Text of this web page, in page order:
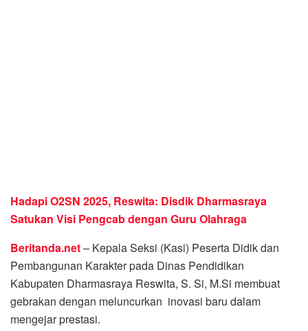
Hadapi O2SN 2025, Reswita: Disdik Dharmasraya
Satukan Visi Pengcab dengan Guru Olahraga
Beritanda.net– Kepala Seksi (Kasi) Peserta Didik dan
Pembangunan Karakter pada Dinas Pendidikan
Kabupaten Dharmasraya Reswita, S. Si, M.Si membuat
gebrakan dengan meluncurkan inovasi baru dalam
mengejar prestasi.